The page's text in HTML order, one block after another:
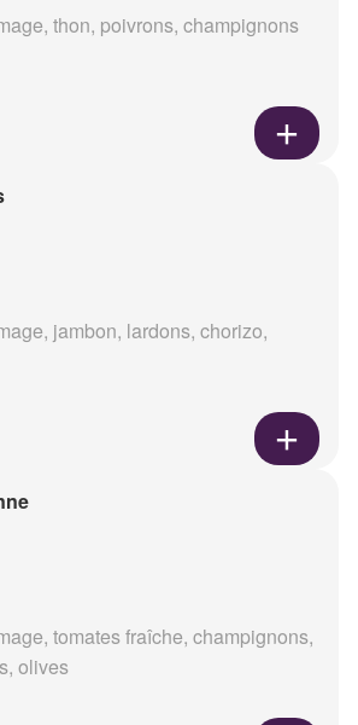
thon, poivrons, champignons
jambon, lardons, chorizo,
tomates fraîche, champignons,
olives